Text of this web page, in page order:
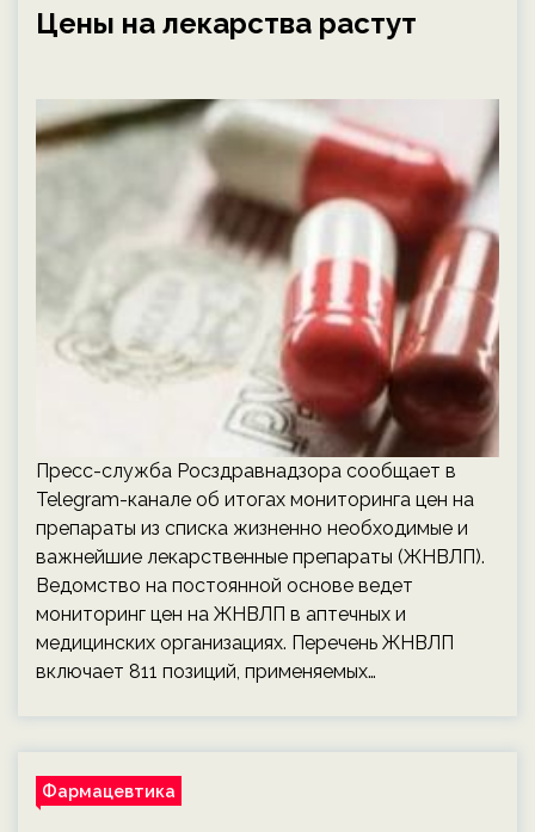
Цены на лекарства растут
Пресс-служба Росздравнадзора сообщает в
Telegram-канале об итогах мониторинга цен на
препараты из списка жизненно необходимые и
важнейшие лекарственные препараты (ЖНВЛП).
Ведомство на постоянной основе ведет
мониторинг цен на ЖНВЛП в аптечных и
медицинских организациях. Перечень ЖНВЛП
включает 811 позиций, применяемых…
Фармацевтика